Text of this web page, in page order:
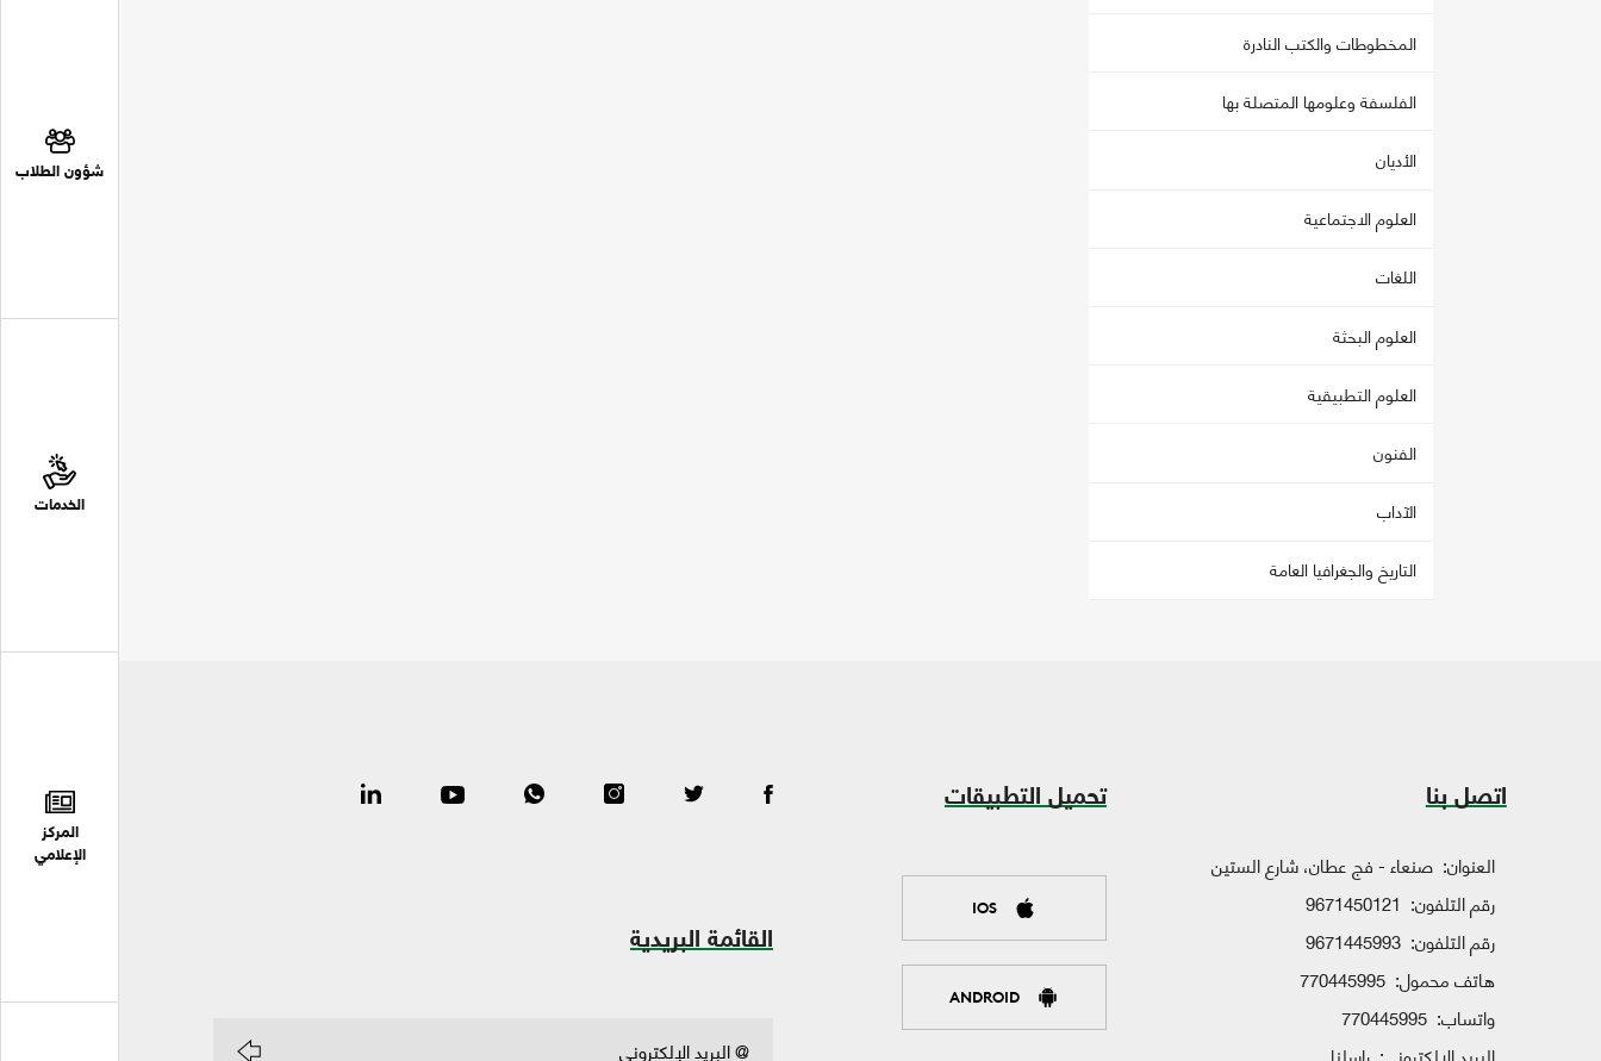
شؤون الطلاب
الخدمات
المركز
الإعلامي
المخطوطات والكتب النادرة
الفلسفة وعلومها المتصلة بها
الأديان
العلوم الاجتماعية
اللغات
العلوم البحثة
العلوم التطبيقية
الفنون
الآداب
التاريخ والجغرافيا العامة
اتصل بنا
العنوان: صنعاء - فج عطان، شارع الستين
رقم التلفون: 9671450121
رقم التلفون: 9671445993
هاتف محمول: 770445995
واتساب: 770445995
تحميل التطبيقات
IOS
ANDROID
القائمة البريدية